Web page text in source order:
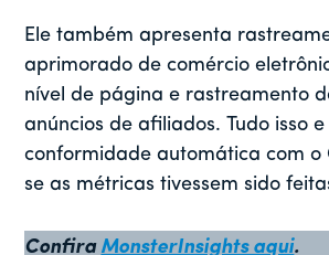
Ele também apresenta
aprimorado de comércio
nível de página e rastreamento
anúncios de afiliados. Tudo isso
conformidade automática com o
se as métricas tivessem sido
Confira MonsterInsights aqui.